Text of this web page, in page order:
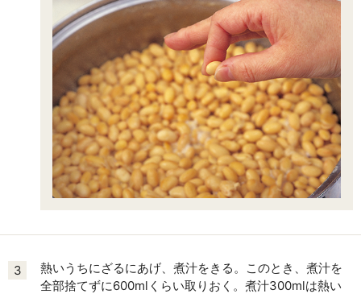
3
熱いうちにざるにあげ、煮汁をきる。このとき、煮汁を
全部捨てずに600mlくらい取りおく。煮汁300mlは熱い